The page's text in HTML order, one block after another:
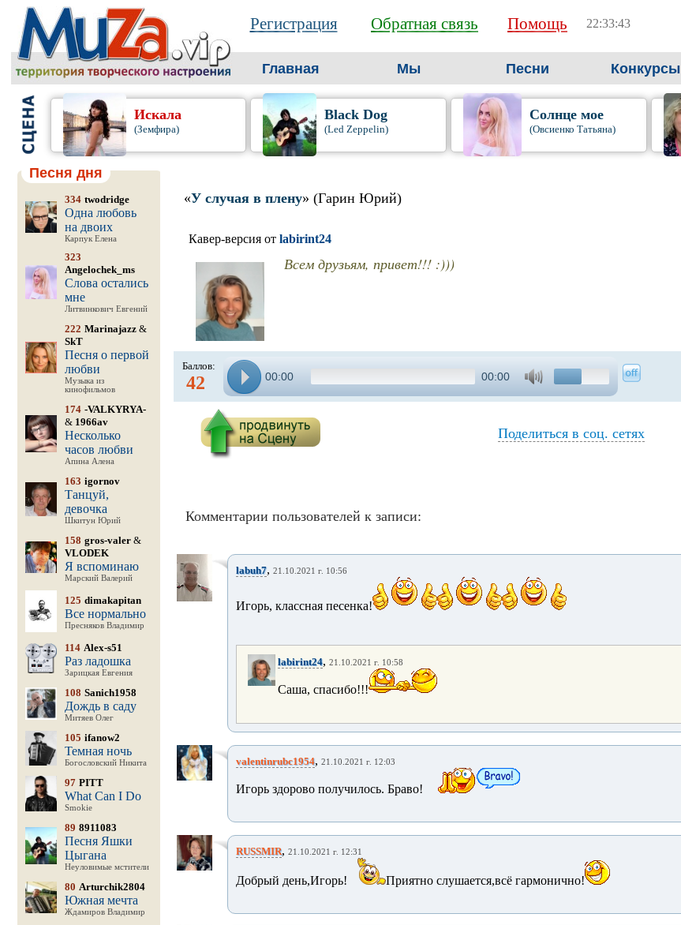
Регистрация Обратная связь Помощь 22:33:43
Главная Мы Песни Конкурсы
Искала
(Земфира)
Black Dog
(Led Zeppelin)
Солнце мое
(Овсиенко Татьяна)
Песня дня
334 twodridge
Одна любовь
на двоих
Карпук Елена
323
Angelochek_ms
Слова остались
мне
Литвинкович Евгений
222 Marinajazz&
SkT
Песня о первой
любви
Музыка из
кинофильмов
174 -VALKYRYA-
& 1966av
Несколько
часов любви
Апина Алена
163 igornov
Танцуй,
девочка
Шкитун Юрий
158 gros-valer&
VLODEK
Я вспоминаю
Марский Валерий
125 dimakapitan
Все нормально
Пресняков Владимир
114 Alex-s51
Раз ладошка
Зарицкая Евгения
108 Sanich1958
Дождь в саду
Митяев Олег
105 ifanow2
Темная ночь
Богословский Никита
97 PITT
What Can I Do
Smokie
89 8911083
Песня Яшки
Цыгана
Неуловимые мстители
80 Arturchik2804
Южная мечта
Ждамиров Владимир
«У случая в плену» (Гарин Юрий)
Кавер-версия от labirint24
Всем друзьям, привет!!! :)))
Баллов:
42 00:00 00:00
Поделиться в соц. сетях
Комментарии пользователей к записи:
labuh7, 21.10.2021 г. 10:56
Игорь, классная песенка!
labirint24, 21.10.2021 г. 10:58
Саша, спасибо!!!
valentinrubc1954, 21.10.2021 г. 12:03
Игорь здорово получилось. Браво!
RUSSMIR, 21.10.2021 г. 12:31
Добрый день,Игорь! Приятно слушается,всё гармонично!